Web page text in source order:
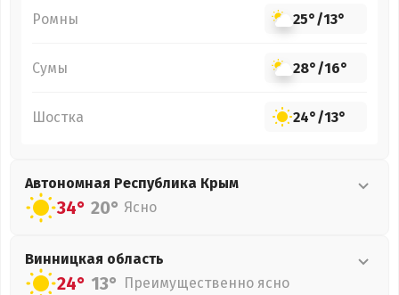
Ромны 25°/13°
Сумы 28°/16°
Шостка 24°/13°
Автономная Республика Крым
34° 20° Ясно
Винницкая область
24° 13° Преимущественно ясно